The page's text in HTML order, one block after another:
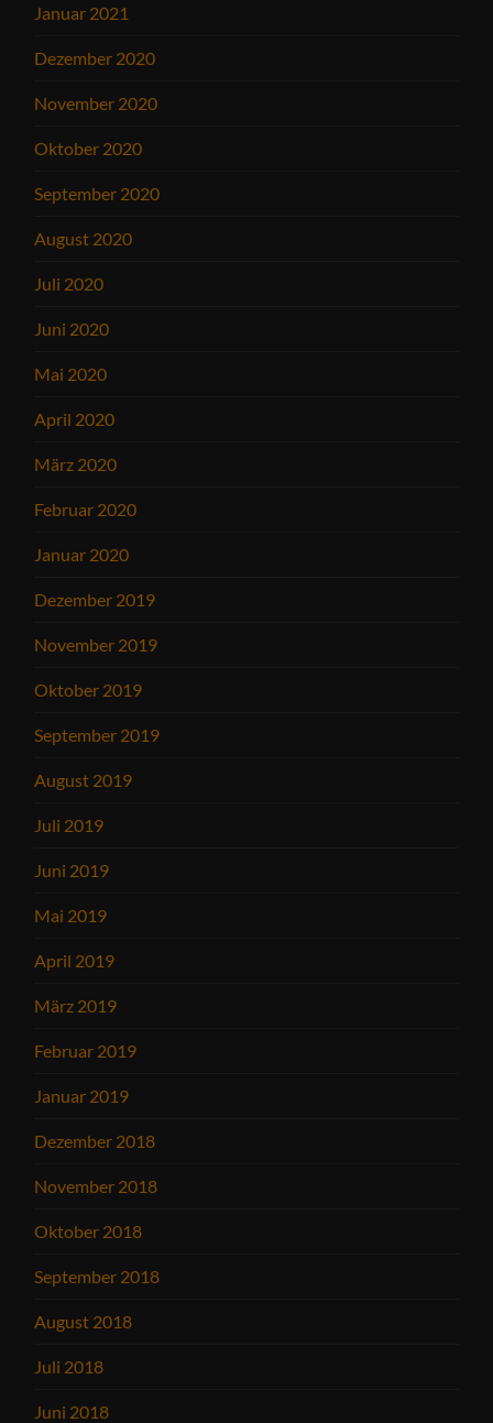
Januar 2021
Dezember 2020
November 2020
Oktober 2020
September 2020
August 2020
Juli 2020
Juni 2020
Mai 2020
April 2020
März 2020
Februar 2020
Januar 2020
Dezember 2019
November 2019
Oktober 2019
September 2019
August 2019
Juli 2019
Juni 2019
Mai 2019
April 2019
März 2019
Februar 2019
Januar 2019
Dezember 2018
November 2018
Oktober 2018
September 2018
August 2018
Juli 2018
Juni 2018